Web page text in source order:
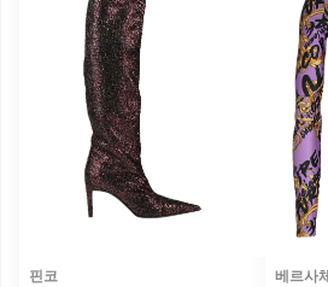
핀코 베르사체